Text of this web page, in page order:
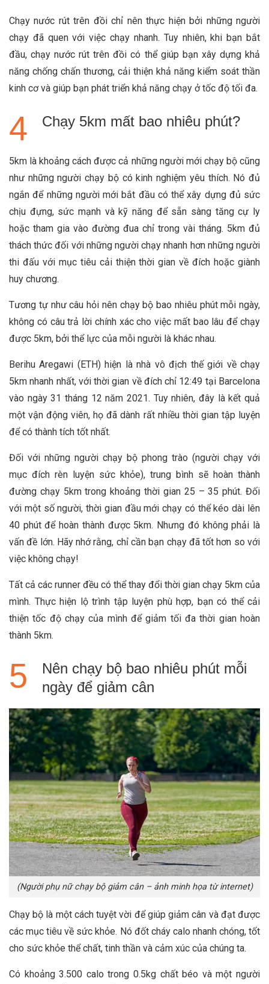
Chạy nước rút trên đồi chỉ nên thực hiện bởi những người
chạy đã quen với việc chạy nhanh. Tuy nhiên, khi bạn bắt
đầu, chạy nước rút trên đồi có thể giúp bạn xây dựng khả
năng chống chấn thương, cải thiện khả năng kiểm soát thần
kinh cơ và giúp bạn phát triển khả năng chạy ở tốc độ tối đa.
Chạy 5km mất bao nhiêu phút?
5km là khoảng cách được cả những người mới chạy bộ cũng
như những người chạy bộ có kinh nghiệm yêu thích. Nó đủ
ngắn để những người mới bắt đầu có thể xây dựng đủ sức
chịu đựng, sức mạnh và kỹ năng để sẵn sàng tăng cự ly
hoặc tham gia vào đường đua chỉ trong vài tháng. 5km đủ
thách thức đối với những người chạy nhanh hơn những người
thi đấu với mục tiêu cải thiện thời gian về đích hoặc giành
huy chương.
Tương tự như câu hỏi nên chạy bộ bao nhiêu phút mỗi ngày,
không có câu trả lời chính xác cho việc mất bao lâu để chạy
được 5km, bởi thể lực của mỗi người là khác nhau.
Berihu Aregawi (ETH) hiện là nhà vô địch thế giới về chạy
5km nhanh nhất, với thời gian về đích chỉ 12:49 tại Barcelona
vào ​​​​ngày 31 tháng 12 năm 2021. Tuy nhiên, đây là kết quả
một vận động viên, họ đã dành rất nhiều thời gian tập luyện
để có thành tích tốt nhất.
Đối với những người chạy bộ phong trào (người chạy với
mục đích rèn luyện sức khỏe), trung bình sẽ hoàn thành
đường chạy 5km trong khoảng thời gian 25 – 35 phút. Đối
với một số người, thời gian đầu mới chạy có thể kéo dài lên
40 phút để hoàn thành được 5km. Nhưng đó không phải là
vấn đề lớn. Hãy nhớ rằng, chỉ cần bạn chạy đã tốt hơn so với
việc không chạy!
Tất cả các runner đều có thể thay đổi thời gian chạy 5km của
mình. Thực hiện lộ trình tập luyện phù hợp, bạn có thể cải
thiện tốc độ chạy của mình để giảm tối đa thời gian hoàn
thành 5km.
Nên chạy bộ bao nhiêu phút mỗi
ngày để giảm cân
(Người phụ nữ chạy bộ giảm cân – ảnh minh họa từ internet)
Chạy bộ là một cách tuyệt vời để giúp giảm cân và đạt được
các mục tiêu về sức khỏe. Nó đốt cháy calo nhanh chóng, tốt
cho sức khỏe thể chất, tinh thần và cảm xúc của chúng ta.
Có khoảng 3.500 calo trong 0.5kg chất béo và một người